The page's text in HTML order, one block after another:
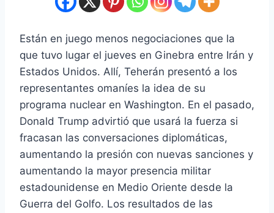
Están en juego menos negociaciones que la
que tuvo lugar el jueves en Ginebra entre Irán y
Estados Unidos. Allí, Teherán presentó a los
representantes omaníes la idea de su
programa nuclear en Washington. En el pasado,
Donald Trump advirtió que usará la fuerza si
fracasan las conversaciones diplomáticas,
aumentando la presión con nuevas sanciones y
aumentando la mayor presencia militar
estadounidense en Medio Oriente desde la
Guerra del Golfo. Los resultados de las